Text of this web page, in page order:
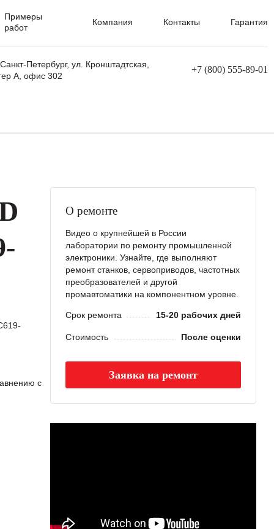
Примеры
работ
Компания Контакты Гарантия
Петербург, ул. Кронштадтская,
А, офис 302
+7 (800) 555-89-01
с
О ремонте
Видео о крупнейшей в России
лаборатории по ремонту промышленной
электроники. Узнайте, где выполняют
ремонт станков, сервоприводов, частотных
преобразователей и другой
промавтоматики на компонентном уровне.
Срок ремонта 15-20 рабочих дней
Стоимость После оценки
Заявка на ремонт